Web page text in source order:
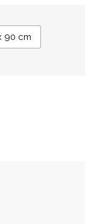
90 cm